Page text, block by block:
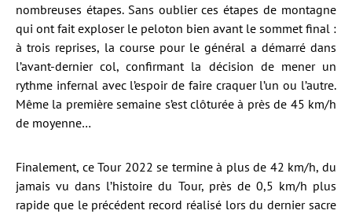
nombreuses étapes. Sans oublier ces étapes de montagne
qui ont fait exploser le peloton bien avant le sommet final :
à trois reprises, la course pour le général a démarré dans
l’avant-dernier col, confirmant la décision de mener un
rythme infernal avec l’espoir de faire craquer l’un ou l’autre.
Même la première semaine s’est clôturée à près de 45 km/h
de moyenne…
Finalement, ce Tour 2022 se termine à plus de 42 km/h, du
jamais vu dans l’histoire du Tour, près de 0,5 km/h plus
rapide que le précédent record réalisé lors du dernier sacre